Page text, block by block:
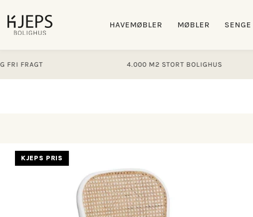
indhold
HAVEMØBLER MØBLER SENGE
4.000 M2 STORT BOLIGHUS
KJEPS PRIS
Gå til
produktoplysninger